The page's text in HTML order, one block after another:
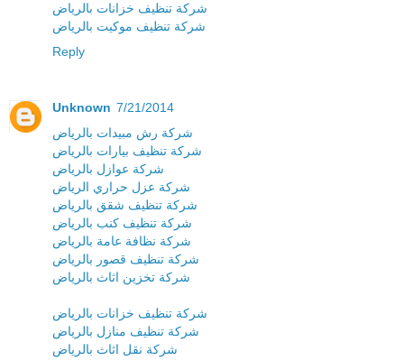
شركة تنظيف خزانات بالرياض
شركة تنظيف موكيت بالرياض
Reply
Unknown 7/21/2014
شركة رش مبيدات بالرياض
شركة تنظيف بيارات بالرياض
شركة عوازل بالرياض
شركة عزل حراري الرياض
شركة تنظيف شقق بالرياض
شركة تنظيف كنب بالرياض
شركة نظافة عامة بالرياض
شركة تنظيف قصور بالرياض
شركة تخزين اثاث بالرياض
شركة تنظيف خزانات بالرياض
شركة تنظيف منازل بالرياض
شركة نقل اثاث بالرياض